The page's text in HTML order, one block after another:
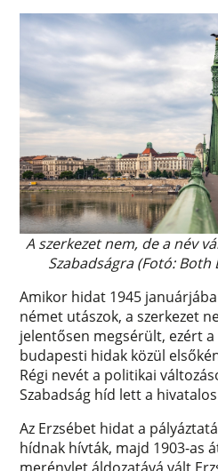
A szerkezet nem, de a név
Szabadságra (Fotó:
Amikor hidat 1945
német utászok, a szerkezet
jelentősen megsérült, ezért
budapesti hidak közül
Régi nevét a politikai
Szabadság híd lett a
Az Erzsébet hidat a
hídnak hívták, majd 1903-as